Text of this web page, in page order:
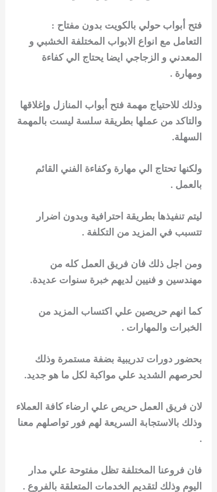
فتح أبواب حولي بالكويت بدون مفتاح :
التعامل مع انواع الابواب المختلفة الخشبي و
المعدني و الزجاجي ايضا يحتاج الي كفاءة
ومهارة .
وذلك للاحتياج مهمة فتح أبواب المنازل وإغلاقها
والتاكد من عملها بطريقة سلسة ليست بالمهمة
السهلة.
ولكنها تحتاج الي مهارة وكفاءة الفني القائم
بالعمل .
ليتم تنفيذها بطريقة احترافية وبدون اضرار
تتسبب في المزيد من التكلفة .
ومن اجل ذلك فان فريق العمل كله من
مهندسين و فنيين لديهم خبرة سنوات عديدة.
كما انهم حريصين علي اكتساب المزيد من
الخبرات والمهارات .
بحضور دورات تدريبية بضفة مستمرة وذلك
لحرصهم الشديد علي مواكبة لكل ما هو جديد.
لان فريق العمل حريص علي ارضاء كافة العملاء
وذلك بالاستجابة السريعة لهم فور تواصلهم معنا
.
فان فروعنا المختلفة تظل مفتوحة علي مدار
اليوم وذلك لتقديم الخدمات المتعلقة بالفروع .